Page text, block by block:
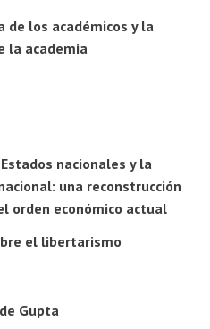
de los académicos y la
la academia
nacionales y la
una reconstrucción
orden económico actual
el libertarismo
Gupta